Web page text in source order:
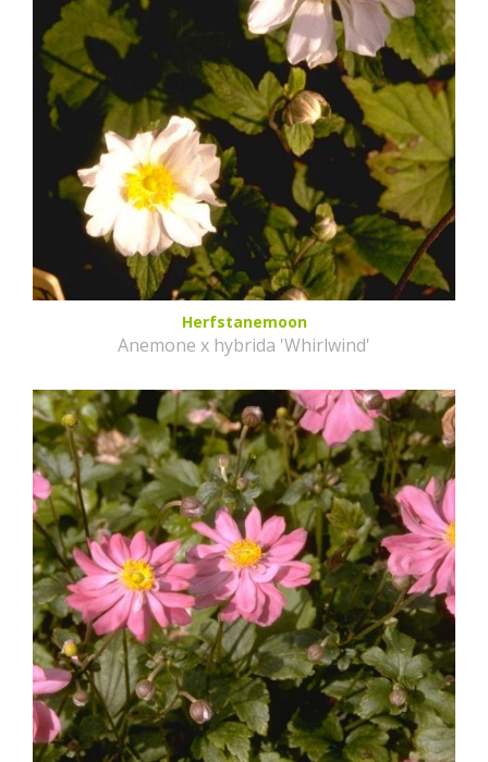
Herfstanemoon
Anemone x hybrida 'Whirlwind'